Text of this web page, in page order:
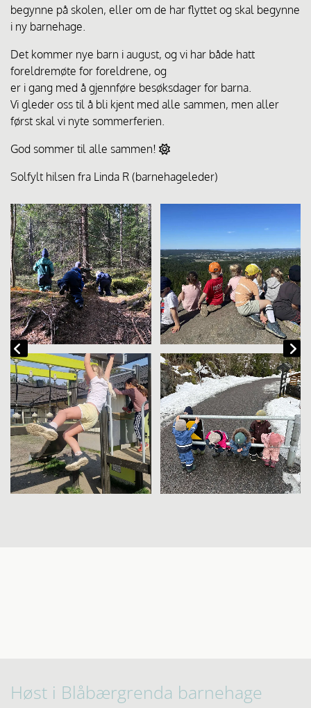
begynne på skolen, eller om de har flyttet og skal begynne
i ny barnehage.
Det kommer nye barn i august, og vi har både hatt
foreldremøte for foreldrene, og
er i gang med å gjennføre besøksdager for barna.
Vi gleder oss til å bli kjent med alle sammen, men aller
først skal vi nyte sommerferien.
God sommer til alle sammen! 
Solfylt hilsen fra Linda R (barnehageleder)
Høst i Blåbærgrenda barnehage